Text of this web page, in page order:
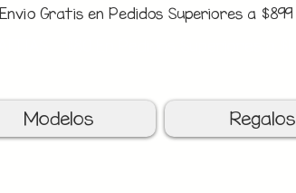
Envio Gratis en Pedidos Superiores a $899
Modelos Regalos